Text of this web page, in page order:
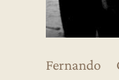
Fernando